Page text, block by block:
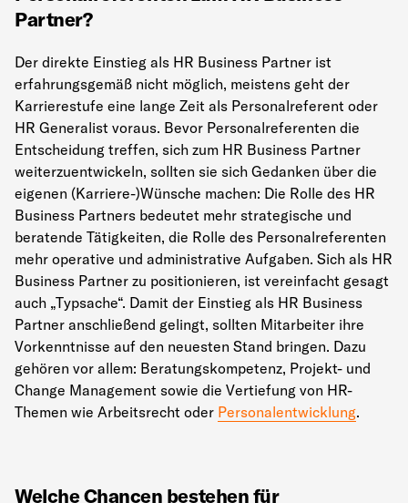
Partner?
Der direkte Einstieg als HR Business Partner ist
erfahrungsgemäß nicht möglich, meistens geht der
Karrierestufe eine lange Zeit als Personalreferent oder
HR Generalist voraus. Bevor Personalreferenten die
Entscheidung treffen, sich zum HR Business Partner
weiterzuentwickeln, sollten sie sich Gedanken über die
eigenen (Karriere-)Wünsche machen: Die Rolle des HR
Business Partners bedeutet mehr strategische und
beratende Tätigkeiten, die Rolle des Personalreferenten
mehr operative und administrative Aufgaben. Sich als HR
Business Partner zu positionieren, ist vereinfacht gesagt
auch „Typsache“. Damit der Einstieg als HR Business
Partner anschließend gelingt, sollten Mitarbeiter ihre
Vorkenntnisse auf den neuesten Stand bringen. Dazu
gehören vor allem: Beratungskompetenz, Projekt- und
Change Management sowie die Vertiefung von HR-
Themen wie Arbeitsrecht oder Personalentwicklung.
Welche Chancen bestehen für